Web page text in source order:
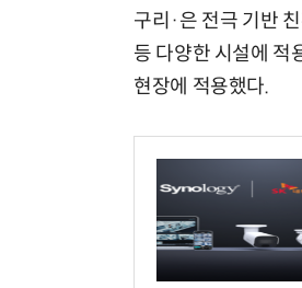
구리·은 전극 기반
등 다양한 시설에 적
현장에 적용했다.